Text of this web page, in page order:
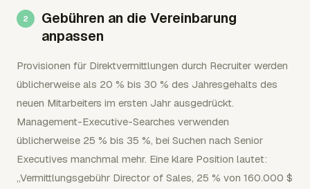
Gebühren an die Vereinbarung
anpassen
Provisionen für Direktvermittlungen durch Recruiter werden
üblicherweise als 20 % bis 30 % des Jahresgehalts des
neuen Mitarbeiters im ersten Jahr ausgedrückt.
Management-Executive-Searches verwenden
üblicherweise 25 % bis 35 %, bei Suchen nach Senior
Executives manchmal mehr. Eine klare Position lautet:
„Vermittlungsgebühr Director of Sales, 25 % von 160.000 $